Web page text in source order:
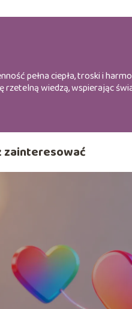
pełna ciepła, troski i
rzetelną wiedzą, wspierając
zainteresować